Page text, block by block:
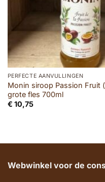
PERFECTE AANVULLINGEN
Monin siroop Passion Fruit
grote fles 700ml
€ 10,75
Webwinkel voor de